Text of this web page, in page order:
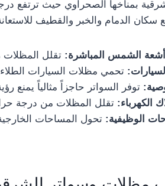
بمناخها الصحراوي حيث
سكان الدمام والخبر والقطيف
أشعة الشمس المباشرة: تقلل المظلات
تحمي مظلات السيارات
توفر السواتر حاجزاً مثالياً يمنع
الكهرباء: تقلل المظلات من درجة
الوظيفية: تحول المساحات